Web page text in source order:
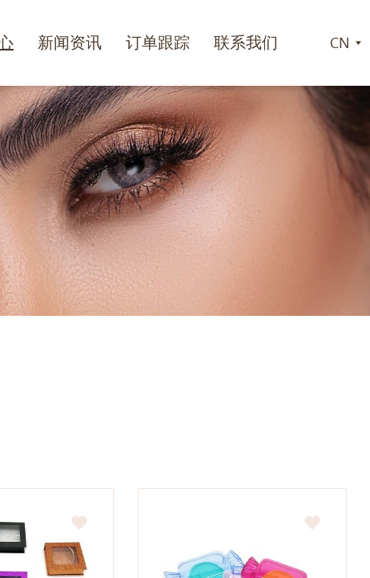
CN
新闻资讯 订单跟踪 联系我们